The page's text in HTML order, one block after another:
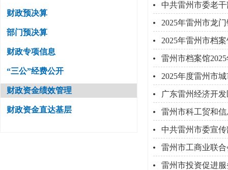
中共雷州市委老
2025年雷州市龙
2025年雷州市档
雷州市档案馆
2025年度雷州市
广东雷州经济开
雷州市科工贸和
中共雷州市委宣
雷州市工商业联
雷州市投资促进
财政预决算
部门预决算
财政专项信息
“三公”经费公开
财政资金绩效管理
财政资金直达基层